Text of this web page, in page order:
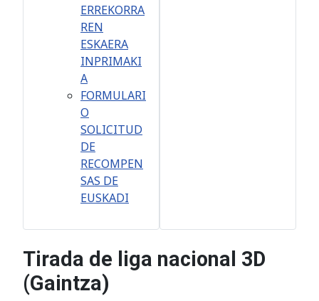
ERREKORRA
REN
ESKAERA
INPRIMAKI
A
FORMULARI
O
SOLICITUD
DE
RECOMPEN
SAS DE
EUSKADI
Tirada de liga nacional 3D
(Gaintza)